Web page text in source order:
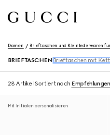
Damen Brieftaschen und Kleinlederwaren
BRIEFTASCHEN Brieftaschen mit
28 Artikel Sortiert nach Empfehlungen
Mit Initialen personalisieren